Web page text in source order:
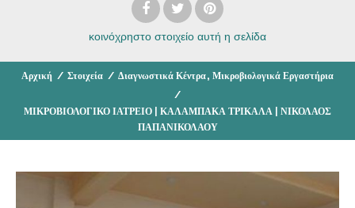
κοινόχρηστο στοιχείο αυτή η σελίδα
Αρχική / Στοιχεία / Διαγνωστικά Κέντρα, Μικροβιολογικά Εργαστήρια
/
ΜΙΚΡΟΒΙΟΛΟΓΙΚΟ ΙΑΤΡΕΙΟ | ΚΑΛΑΜΠΑΚΑ ΤΡΙΚΑΛΑ | ΝΙΚΟΛΑΟΣ
ΠΑΠΑΝΙΚΟΛΑΟΥ